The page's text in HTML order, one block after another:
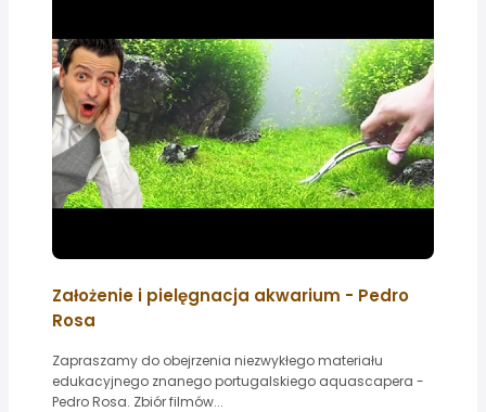
Założenie i pielęgnacja akwarium - Pedro
Rosa
Zapraszamy do obejrzenia niezwykłego materiału
edukacyjnego znanego portugalskiego aquascapera -
Pedro Rosa. Zbiór filmów...